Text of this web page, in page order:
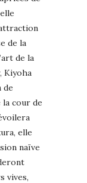
de la
de la
Kiyoha
de
cour de
elle
naïve
vives,